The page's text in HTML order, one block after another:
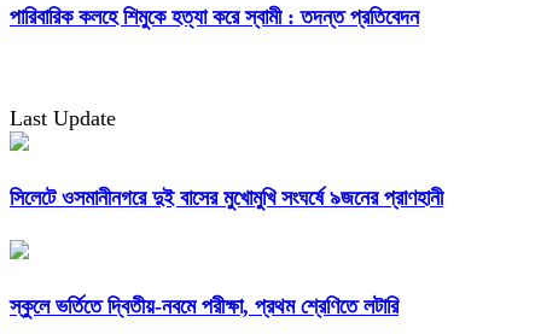
পারিবারিক কলহে শিমুকে হত্যা করে স্বামী : তদন্ত প্রতিবেদন
Last Update
সিলেটে ওসমানীনগরে দুই বাসের মুখোমুখি সংঘর্ষে ৯জনের প্রাণহানী
স্কুলে ভর্তিতে দ্বিতীয়-নবমে পরীক্ষা, প্রথম শ্রেণিতে লটারি